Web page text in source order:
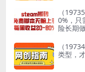
（
0%，只
险长期
（
类型，